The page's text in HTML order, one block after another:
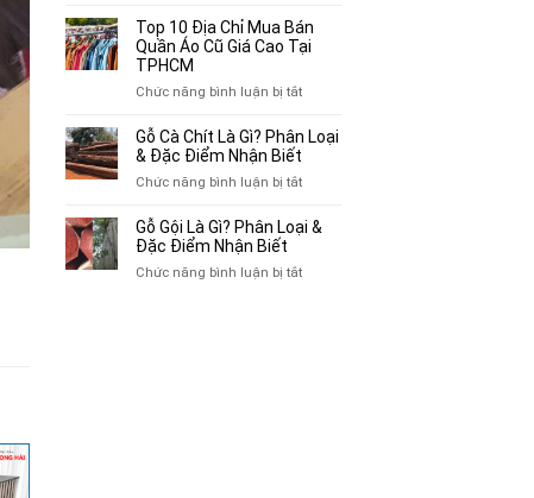
Xe
Ba
Cũ,
Lôi
Cũ
Tại
10
Chỗ
Truyện
Tranh,
Tạp
Giá
Tại
Top 10 Địa Chỉ Mua Bán
Quần Áo Cũ Giá Cao Tại
TPHCM
Chức năng bình luận bị tắtở
10
Địa
Mua
Quần
Cũ
Gỗ Cà Chít Là Gì? Phân Loại
& Đặc Điểm Nhận Biết
Chức năng bình luận bị tắtở
Cà
Gì?
Gỗ Gội Là Gì? Phân Loại &
Đặc Điểm Nhận Biết
Chức năng bình luận bị tắtở